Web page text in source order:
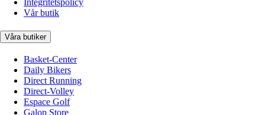
Integritetspolicy
Vår butik
Våra butiker
Basket-Center
Daily Bikers
Direct Running
Direct-Volley
Espace Golf
Galop Store